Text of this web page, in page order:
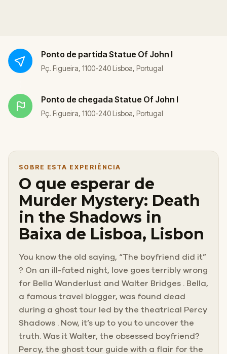
Ponto de partida Statue Of John I
Pç. Figueira, 1100-240 Lisboa, Portugal
Ponto de chegada Statue Of John I
Pç. Figueira, 1100-240 Lisboa, Portugal
SOBRE ESTA EXPERIÊNCIA
O que esperar de
Murder Mystery: Death
in the Shadows in
Baixa de Lisboa, Lisbon
You know the old saying, “The boyfriend did it”
? On an ill-fated night, love goes terribly wrong
for Bella Wanderlust and Walter Bridges . Bella,
a famous travel blogger, was found dead
during a ghost tour led by the theatrical Percy
Shadows . Now, it’s up to you to uncover the
truth. Was it Walter, the obsessed boyfriend?
Percy, the ghost tour guide with a flair for the